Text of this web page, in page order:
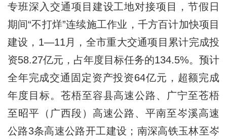
专班深入交通项目建设工地对接项目，节假日
期间“不打烊”连续施工作业，千方百计加快项目
建设，1—11月，全市重大交通项目累计完成投
资58.27亿元，占年度目标任务的134.5%。预计
全年完成交通固定资产投资64亿元，超额完成
年度目标。苍梧至容县高速公路、广宁至苍梧
至昭平（广西段）高速公路、平南至岑溪高速
公路3条高速公路开工建设；南深高铁玉林至岑